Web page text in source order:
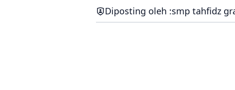
Diposting oleh :smp tahfidz